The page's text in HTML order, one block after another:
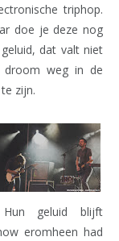
triphop.
doe je deze nog
dat valt niet
droom weg in de
zijn.
geluid blijft
eromheen had